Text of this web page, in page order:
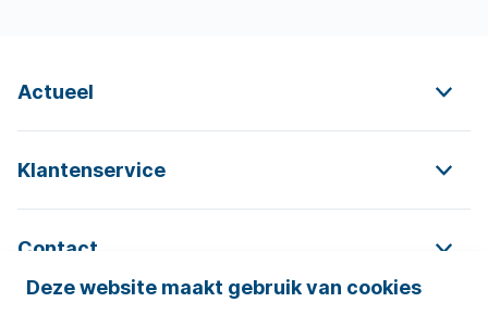
Deze website maakt gebruik van cookies
Actueel
Klantenservice
Contact